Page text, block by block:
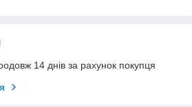
14 днів за рахунок покупця